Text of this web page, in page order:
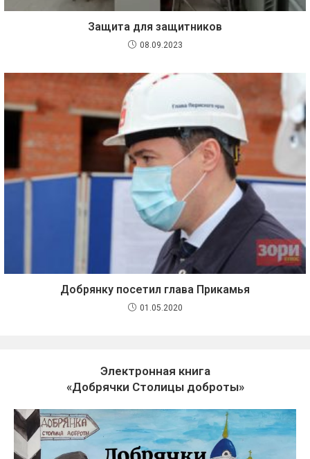
Защита для защитников
08.09.2023
Добрянку посетил глава Прикамья
01.05.2020
Электронная книга
«Добрячки Столицы доброты»